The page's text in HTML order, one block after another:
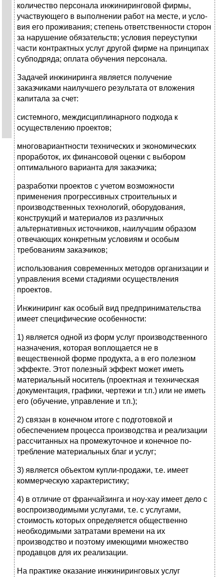
количество персонала ин­жиниринговой фирмы,
участвующего в выполнении работ на месте, и усло­
вия его проживания; степень ответственности сторон
за нарушение обяза­тельств; условия переуступки
части контрактных услуг другой фирме на принципах
субподряда; оплата обучения персонала.
Задачей инжиниринга является получение
заказчиками наилучшего ре­зультата от вложения
капитала за счет:
системного, междисциплинарного подхода к
осуществлению проектов;
многовариантности технических и экономических
проработок, их фи­нансовой оценки с выбором
оптимального варианта для заказчика;
разработки проектов с учетом возможности
применения прогрессивных строительных и
производственных технологий, оборудования,
конструкций и материалов из различных
альтернативных источников, наилучшим обра­зом
отвечающих конкретным условиям и особым
требованиям заказчиков;
использования современных методов организации и
управления всеми стадиями осуществления
проектов.
Инжиниринг как особый вид предпринимательства
имеет специфичес­кие особенности:
1) является одной из форм услуг производственного
назначения, кото­рая воплощается не в
вещественной форме продукта, а в его полезном
эффекте. Этот полезный эффект может иметь
материальный носитель (проектная и техническая
документация, графики, чертежи и т.п.) или не иметь
его (обучение, управление и т.п.);
2) связан в конечном итоге с подготовкой и
обеспечением процесса про­изводства и реализации
рассчитанных на промежуточное и конечное по­
требление материальных благ и услуг;
3) является объектом купли-продажи, т.е. имеет
коммерческую харак­теристику;
4) в отличие от франчайзинга и ноу-хау имеет дело с
воспроизводимы­ми услугами, т.е. с услугами,
стоимость которых определяется обществен­но
необходимыми затратами времени на их
производство и поэтому имею­щими множество
продавцов для их реализации.
На практике оказание инжиниринговых услуг